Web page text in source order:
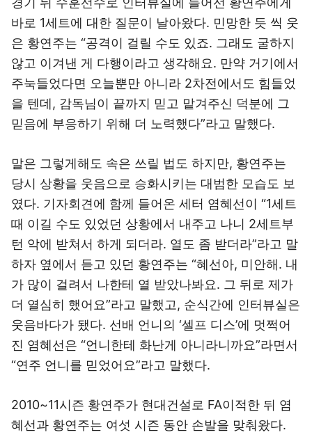
바로 1세트에 대한 질문이 날아왔다. 민망한 듯 씩 웃
은 황연주는 “공격이 걸릴 수도 있죠. 그래도 굴하지
않고 이겨낸 게 다행이라고 생각해요. 만약 거기에서
주눅들었다면 오늘뿐만 아니라 2차전에서도 힘들었
을 텐데, 감독님이 끝까지 믿고 맡겨주신 덕분에 그
믿음에 부응하기 위해 더 노력했다”라고 말했다.
말은 그렇게해도 속은 쓰릴 법도 하지만, 황연주는
당시 상황을 웃음으로 승화시키는 대범한 모습도 보
였다. 기자회견에 함께 들어온 세터 염혜선이 “1세트
때 이길 수도 있었던 상황에서 내주고 나니 2세트부
턴 악에 받쳐서 하게 되더라. 열도 좀 받더라”라고 말
하자 옆에서 듣고 있던 황연주는 “혜선아, 미안해. 내
가 많이 걸려서 나한테 열 받았나봐요. 그 뒤로 제가
더 열심히 했어요”라고 말했고, 순식간에 인터뷰실은
웃음바다가 됐다. 선배 언니의 ‘셀프 디스’에 멋쩍어
진 염혜선은 “언니한테 화난게 아니라니까요”라면서
“연주 언니를 믿었어요”라고 말했다.
2010~11시즌 황연주가 현대건설로 FA이적한 뒤 염
혜선과 황연주는 여섯 시즌 동안 손발을 맞춰왔다.